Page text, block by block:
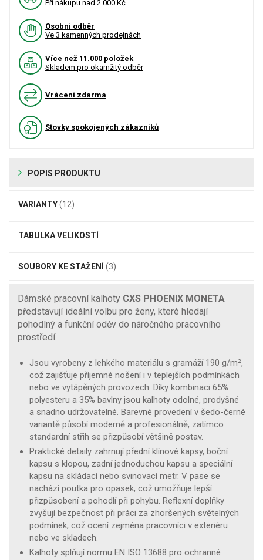
Pří nákupu nad 2.000 Kč
Osobní odběr
Ve 3 kamenných prodejnách
Více než 11.000 položek
Skladem pro okamžitý odběr
Vrácení zdarma
Stovky spokojených zákazníků
POPIS PRODUKTU
VARIANTY(12)
TABULKA VELIKOSTÍ
SOUBORY KE STAŽENÍ (3)
Dámské pracovní kalhoty CXS PHOENIX MONETA
představují ideální volbu pro ženy, které hledají
pohodlný a funkční oděv do náročného pracovního
prostředí.
Jsou vyrobeny z lehkého materiálu s gramáží 190 g/m²,
což zajišťuje příjemné nošení i v teplejších podmínkách
nebo ve vytápěných provozech. Díky kombinaci 65%
polyesteru a 35% bavlny jsou kalhoty odolné, prodyšné
a snadno udržovatelné. Barevné provedení v šedo-černé
variantě působí moderně a profesionálně, zatímco
standardní střih se přizpůsobí většině postav.
Praktické detaily zahrnují přední klínové kapsy, boční
kapsu s klopou, zadní jednoduchou kapsu a speciální
kapsu na skládací nebo svinovací metr. V pase se
nachází poutka pro opasek, což umožňuje lepší
přizpůsobení a pohodlí při pohybu. Reflexní doplňky
zvyšují bezpečnost při práci za zhoršených světelných
podmínek, což ocení zejména pracovníci v exteriéru
nebo ve skladech.
Kalhoty splňují normu EN ISO 13688 pro ochranné